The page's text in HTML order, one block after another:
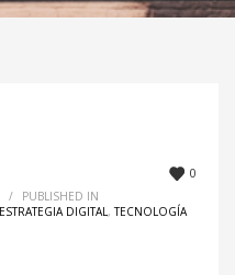
0
/
PUBLISHED IN
DIGITAL,TECNOLOGÍA